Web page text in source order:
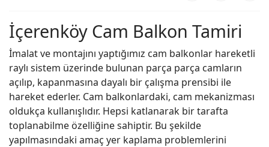
İçerenköy Cam Balkon Tamiri
İmalat ve montajını yaptığımız cam balkonlar hareketli
raylı sistem üzerinde bulunan parça parça camların
açılıp, kapanmasına dayalı bir çalışma prensibi ile
hareket ederler. Cam balkonlardaki, cam mekanizması
oldukça kullanışlıdır. Hepsi katlanarak bir tarafta
toplanabilme özelliğine sahiptir. Bu şekilde
yapılmasındaki amaç yer kaplama problemlerini